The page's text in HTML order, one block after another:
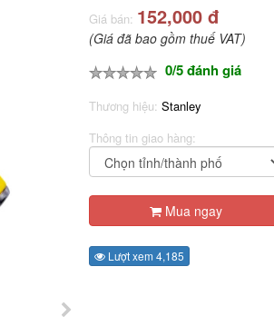
Giá bán: 152,000 đ
(Giá đã bao gồm thuế VAT)
0/5 đánh giá
Thương hiệu: Stanley
Thông tin giao hàng:
Mua ngay
Lượt xem 4,185